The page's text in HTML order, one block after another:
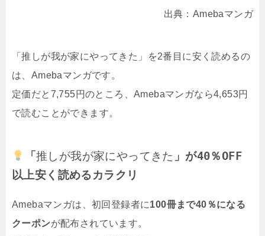
出典：Amebaマンガ
「推しが我が家にやってきた」を2番目に安く読めるの
は、Amebaマンガです。
定価だと7,755円のところ、Amebaマンガなら4,653円
で読むことができます。
「推しが我が家にやってきた 」が40％OFF
以上安く読めるカラクリ
Amebaマンガは、初回登録者に100冊まで40％になる
クーポンが配布されています。